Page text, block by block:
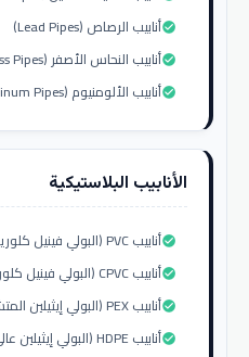
أنابيب الرصاص (Lead Pipes)check_circle
أنابيب النحاس الأصفر (Brass Pipes)check_circle
أنابيب الألومنيوم (Aluminum Pipes)check_circle
الأنابيب البلاستيكية
أنابيب PVC (البولي فينيل كلوريد)check_circle
أنابيب CPVC (البولي فينيل كلوريد المعالج بالكلور)check_circle
أنابيب PEX (البولي إيثيلين المتشابك)check_circle
أنابيب HDPE (البولي إيثيلين عالي الكثافة)check_circle